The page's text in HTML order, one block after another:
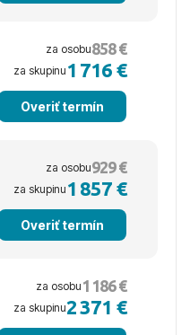
za osobu858 €
za skupinu 1 716 €
Overiť termín
za osobu929 €
za skupinu 1 857 €
Overiť termín
za osobu 1 186 €
za skupinu2 371 €